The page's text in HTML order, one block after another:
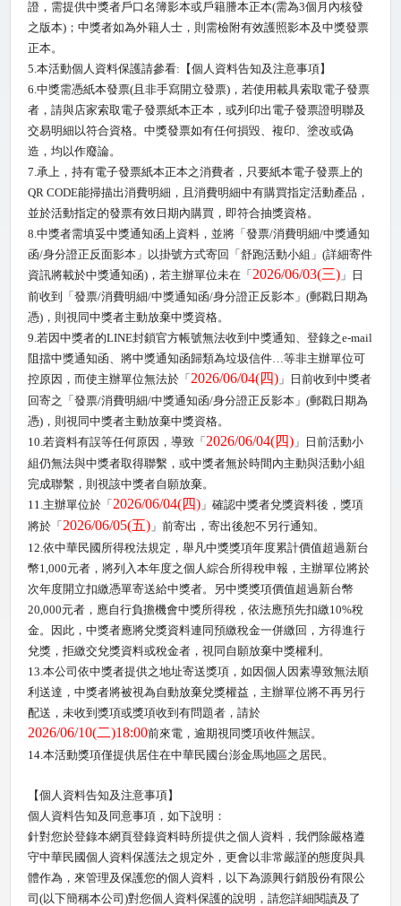
證，需提供中獎者戶口名簿影本或戶籍謄本正本(需為3個月內核發
之版本)；中獎者如為外籍人士，則需檢附有效護照影本及中獎發票
正本。
5. 本活動個人資料保護請參看: 【個人資料告知及注意事項】
6. 中獎需憑紙本發票(且非手寫開立發票)，若使用載具索取電子發票
者，請與店家索取電子發票紙本正本，或列印出電子發票證明聯及
交易明細以符合資格。中獎發票如有任何損毀、複印、塗改或偽
造，均以作廢論。
7. 承上，持有電子發票紙本正本之消費者，只要紙本電子發票上的
QR CODE能掃描出消費明細，且消費明細中有購買指定活動產品，
並於活動指定的發票有效日期內購買，即符合抽獎資格。
8. 中獎者需填妥中獎通知函上資料，並將「發票/消費明細/中獎通知
函/身分證正反面影本」以掛號方式寄回「舒跑活動小組」 (詳細寄件
資訊將載於中獎通知函)，若主辦單位未在「 2026/06/03(三)」日
前收到「發票/消費明細/中獎通知函/身分證正反影本」 (郵戳日期為
憑)，則視同中獎者主動放棄中獎資格。
9. 若因中獎者的LINE封鎖官方帳號無法收到中獎通知、登錄之e-mail
阻擋中獎通知函、將中獎通知函歸類為垃圾信件…等非主辦單位可
控原因，而使主辦單位無法於「 2026/06/04(四)」日前收到中獎者
回寄之「發票/消費明細/中獎通知函/身分證正反影本」 (郵戳日期為
憑)，則視同中獎者主動放棄中獎資格。
10. 若資料有誤等任何原因，導致「 2026/06/04(四)」日前活動小
組仍無法與中獎者取得聯繫，或中獎者無於時間內主動與活動小組
完成聯繫，則視該中獎者自願放棄。
11. 主辦單位於「 2026/06/04(四)」確認中獎者兌獎資料後，獎項
將於「 2026/06/05(五)」前寄出，寄出後恕不另行通知。
12. 依中華民國所得稅法規定，舉凡中獎獎項年度累計價值超過新台
幣1,000元者，將列入本年度之個人綜合所得稅申報，主辦單位將於
次年度開立扣繳憑單寄送給中獎者。另中獎獎項價值超過新台幣
20,000元者，應自行負擔機會中獎所得稅，依法應預先扣繳10%稅
金。因此，中獎者應將兌獎資料連同預繳稅金一併繳回，方得進行
兌獎，拒繳交兌獎資料或稅金者，視同自願放棄中獎權利。
13. 本公司依中獎者提供之地址寄送獎項，如因個人因素導致無法順
利送達，中獎者將被視為自動放棄兌獎權益，主辦單位將不再另行
配送，未收到獎項或獎項收到有問題者，請於
2026/06/10(二)18:00前來電，逾期視同獎項收件無誤。
14. 本活動獎項僅提供居住在中華民國台澎金馬地區之居民。
【個人資料告知及注意事項】
個人資料告知及同意事項，如下說明：
針對您於登錄本網頁登錄資料時所提供之個人資料，我們除嚴格遵
守中華民國個人資料保護法之規定外，更會以非常嚴謹的態度與具
體作為，來管理及保護您的個人資料，以下為源興行銷股份有限公
司 (以下簡稱本公司 )對您個人資料保護的說明，請您詳細閱讀及了